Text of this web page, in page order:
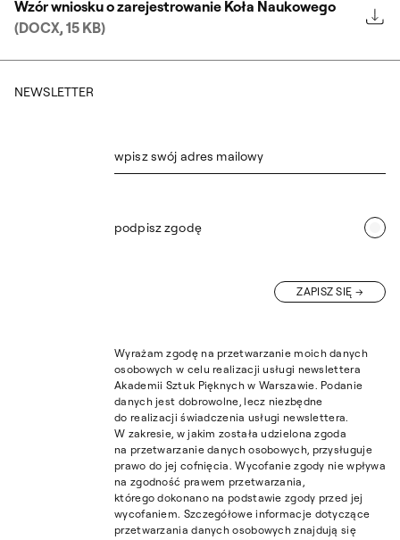
Wzór wniosku o zarejestrowanie Koła Naukowego
(DOCX, 15 KB)
NEWSLETTER
wpisz swój adres mailowy
podpisz zgodę
ZAPISZ SIĘ
Wyrażam zgodę na przetwarzanie moich danych
osobowych w celu realizacji usługi newslettera
Akademii Sztuk Pięknych w Warszawie. Podanie
danych jest dobrowolne, lecz niezbędne
do realizacji świadczenia usługi newslettera.
W zakresie, w jakim została udzielona zgoda
na przetwarzanie danych osobowych, przysługuje
prawo do jej cofnięcia. Wycofanie zgody nie wpływa
na zgodność prawem przetwarzania,
którego dokonano na podstawie zgody przed jej
wycofaniem. Szczegółowe informacje dotyczące
przetwarzania danych osobowych znajdują się